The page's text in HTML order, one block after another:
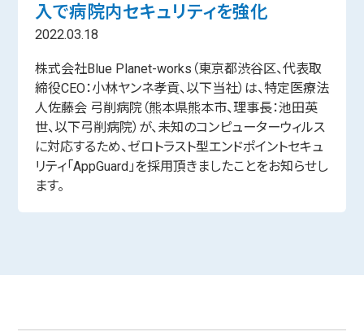
入で病院内セキュリティを強化
2022.03.18
株式会社Blue Planet-works（東京都渋谷区、代表取
締役CEO：小林ヤンネ孝貢、以下当社）は、特定医療法
人佐藤会 弓削病院（熊本県熊本市、理事長：池田英
世、以下弓削病院）が、未知のコンピューターウィルス
に対応するため、ゼロトラスト型エンドポイントセキュ
リティ「AppGuard」を採用頂きましたことをお知らせし
ます。